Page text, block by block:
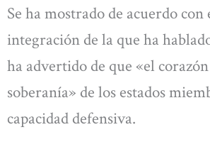
Se ha mostrado de acuerdo con
integración de la que ha
ha advertido de que «el
soberanía» de los estados
capacidad defensiva.